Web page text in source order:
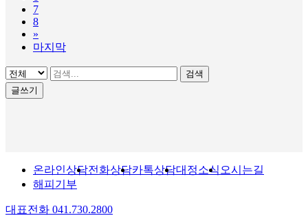
7
8
»
마지막
검색
글쓰기
온라인상담전화상담카톡상담대정소식 오시는길
해피기부
대표전화 041.730.2800